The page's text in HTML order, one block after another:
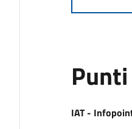
IAT -